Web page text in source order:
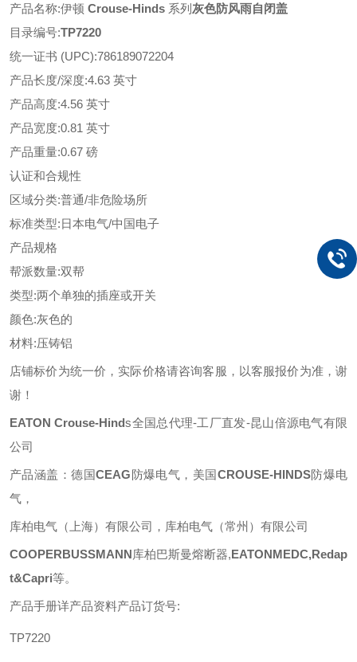
产品名称:伊顿 Crouse-Hinds 系列 灰色防风雨自闭盖
目录编号:TP7220
统一证书 (UPC):786189072204
产品长度/深度:4.63 英寸
产品高度:4.56 英寸
产品宽度:0.81 英寸
产品重量:0.67 磅
认证和合规性
区域分类:普通/非危险场所
标准类型:日本电气/中国电子
产品规格
帮派数量:双帮
类型:两个单独的插座或开关
颜色:灰色的
材料:压铸铝
店铺标价为统一价，实际价格请咨询客服，以客服报价为准，谢
谢！
EATON Crouse-Hinds全国总代理-工厂直发-昆山倍源电气有限
公司
产品涵盖：德国CEAG防爆电气，美国CROUSE-HINDS防爆电
气，
库柏电气（上海）有限公司，库柏电气（常州）有限公司
COOPERBUSSMANN库柏巴斯曼熔断器,EATONMEDC,Redap
t&Capri等。
产品手册详产品资料产品订货号:
TP7220